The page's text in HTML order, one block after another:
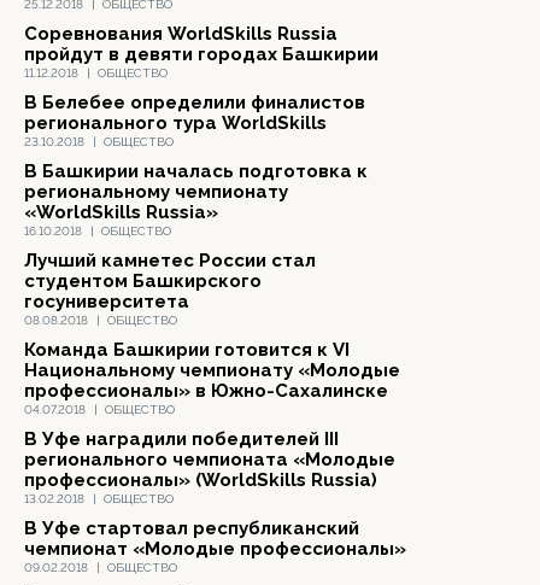
25.12.2018 | ОБЩЕСТВО
11.12.2018 | ОБЩЕСТВО
Соревнования WorldSkills Russia
пройдут в девяти городах Башкирии
23.10.2018 | ОБЩЕСТВО
В Белебее определили финалистов
регионального тура WorldSkills
16.10.2018 | ОБЩЕСТВО
В Башкирии началась подготовка к
региональному чемпионату
«WorldSkills Russia»
08.08.2018 | ОБЩЕСТВО
Лучший камнетес России стал
студентом Башкирского
госуниверситета
04.07.2018 | ОБЩЕСТВО
Команда Башкирии готовится к VI
Национальному чемпионату «Молодые
профессионалы» в Южно-Сахалинске
13.02.2018 | ОБЩЕСТВО
В Уфе наградили победителей III
регионального чемпионата «Молодые
профессионалы» (WorldSkills Russia)
09.02.2018 | ОБЩЕСТВО
В Уфе стартовал республиканский
чемпионат «Молодые профессионалы»